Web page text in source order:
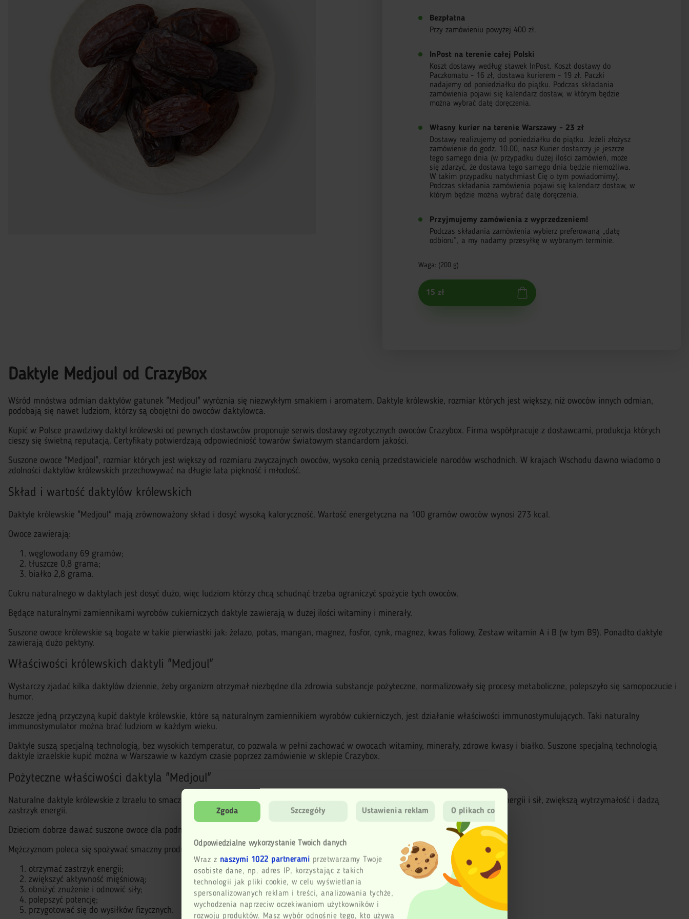
Zgoda Szczegóły Ustawienia reklam O plikach cookies
Odpowiedzialne wykorzystanie Twoich danych
Wraz z naszymi 1022 partnerami przetwarzamy Twoje
osobiste dane, np. adres IP, korzystając z takich
technologii jak pliki cookie, w celu wyświetlania
spersonalizowanych reklam i treści, analizowania tychże,
wychodzenia naprzeciw oczekiwaniom użytkowników i
rozwoju produktów. Masz wybór odnośnie tego, kto używa
Bezpłatna
Przy zamówieniu powyżej 400 zł.
InPost na terenie całej Polski
Koszt dostawy według stawek InPost. Koszt dostawy do
Paczkomatu - 16 zł, dostawa kurierem - 19 zł. Paczki
nadajemy od poniedziałku do piątku. Podczas składania
zamówienia pojawi się kalendarz dostaw, w którym będzie
można wybrać datę doręczenia.
Własny kurier na terenie Warszawy - 23 zł
Dostawy realizujemy od poniedziałku do piątku. Jeżeli złożysz
zamówienie do godz. 10.00, nasz Kurier dostarczy je jeszcze
tego samego dnia (w przypadku dużej ilości zamówień, może
się zdarzyć, że dostawa tego samego dnia będzie niemożliwa.
W takim przypadku natychmiast Cię o tym powiadomimy).
Podczas składania zamówienia pojawi się kalendarz dostaw, w
którym będzie można wybrać datę doręczenia.
Przyjmujemy zamówienia z wyprzedzeniem!
Podczas składania zamówienia wybierz preferowaną „datę
odbioru”, a my nadamy przesyłkę w wybranym terminie.
Waga: (200 g)
15 zł
Daktyle Medjoul od CrazyBox
Wśród mnóstwa odmian daktylów gatunek "Medjoul" wyróznia się niezwykłym smakiem i aromatem. Daktyle królewskie, rozmiar których jest większy, niż owoców innych odmian,
podobają się nawet ludziom, którzy są obojętni do owoców daktylowca.
Kupić w Polsce prawdziwy daktyl królewski od pewnych dostawców proponuje serwis dostawy egzotycznych owoców Crazybox. Firma współpracuje z dostawcami, produkcja których
cieszy się świetną reputacją. Certyfikaty potwierdzają odpowiedniość towarów światowym standardom jakości.
Suszone owoce "Medjool", rozmiar których jest większy od rozmiaru zwyczajnych owoców, wysoko cenią przedstawiciele narodów wschodnich. W krajach Wschodu dawno wiadomo o
zdolności daktylów królewskich przechowywać na długie lata piękność i młodość.
Skład i wartość daktylów królewskich
Daktyle królewskie "Medjoul" mają zrównoważony skład i dosyć wysoką kaloryczność. Wartość energetyczna na 100 gramów owoców wynosi 273 kcal.
Owoce zawierają:
węglowodany 69 gramów;
tłuszcze 0,8 grama;
białko 2,8 grama.
Cukru naturalnego w daktylach jest dosyć dużo, więc ludziom którzy chcą schudnąć trzeba ograniczyć spożycie tych owoców.
Będące naturalnymi zamiennikami wyrobów cukierniczych daktyle zawierają w dużej ilości witaminy i minerały.
Suszone owoce królewskie są bogate w takie pierwiastki jak: żelazo, potas, mangan, magnez, fosfor, cynk, magnez, kwas foliowy, Zestaw witamin A i B (w tym B9). Ponadto daktyle
zawierają dużo pektyny.
Właściwości królewskich daktyli "Medjoul"
Wystarczy zjadać kilka daktylów dziennie, żeby organizm otrzymał niezbędne dla zdrowia substancje pożyteczne, normalizowały się procesy metaboliczne, polepszyło się samopoczucie i
humor.
Jeszcze jedną przyczyną kupić daktyle królewskie, które są naturalnym zamiennikiem wyrobów cukierniczych, jest działanie właściwości immunostymulujących. Taki naturalny
immunostymulator można brać ludziom w każdym wieku.
Daktyle suszą specjalną technologią, bez wysokich temperatur, co pozwala w pełni zachować w owocach witaminy, minerały, zdrowe kwasy i białko. Suszone specjalną technologią
daktyle izraelskie kupić można w Warszawie w każdym czasie poprzez zamówienie w sklepie Crazybox.
Pożyteczne właściwości daktyla "Medjoul"
Naturalne daktyle królewskie z Izraelu to smaczna i syta przekąska, którą można włożyć do kieszeni lub do torby. Kilka daktyli dodadzą energii i sił, zwiększą wytrzymałość i dadzą
zastrzyk energii.
Dzieciom dobrze dawać suszone owoce dla podniesienia odporności, poprawy trawienia i jako zamiennik słodyczy.
Mężczyznom poleca się spożywać smaczny produkt odżywczy żeby:
otrzymać zastrzyk energii;
zwiększyć aktywność mięśniową;
obniżyć znużenie i odnowić siły;
polepszyć potencję;
przygotować się do wysiłków fizycznych.